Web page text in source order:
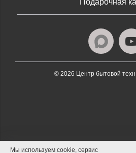
Подарочная
© 2026 Центр бытовой
Мы используем cookie, сервис